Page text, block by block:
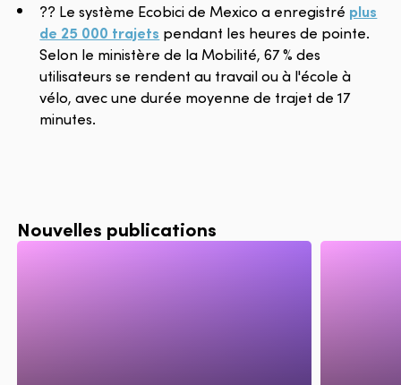
?? Le système Ecobici de Mexico a enregistré plus
de 25 000 trajets pendant les heures de pointe.
Selon le ministère de la Mobilité, 67 % des
utilisateurs se rendent au travail ou à l'école à
vélo, avec une durée moyenne de trajet de 17
minutes.
Nouvelles publications